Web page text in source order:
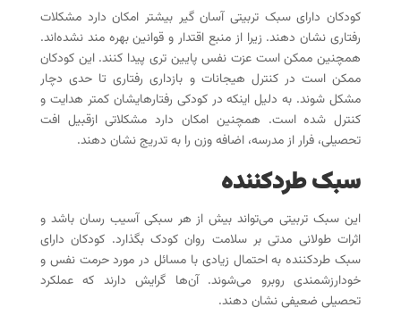
کودکان دارای سبک تربیتی آسان گیر بیشتر امکان دارد مشکلات
رفتاری نشان دهند. زیرا از منبع اقتدار و قوانین بهره مند نشده‌اند.
همچنین ممکن است عزت نفس پایین تری پیدا کنند. این کودکان
ممکن است در کنترل هیجانات و بازداری رفتاری تا حدی دچار
مشکل شوند. به دلیل اینکه در کودکی رفتارهایشان کمتر هدایت و
کنترل شده است. همچنین امکان دارد مشکلاتی ازقبیل افت
تحصیلی، فرار از مدرسه، اضافه وزن را به تدریج نشان دهند.
سبک طردکننده
این سبک تربیتی می‌تواند بیش از هر سبکی آسیب رسان باشد و
اثرات طولانی مدتی بر سلامت روان کودک بگذارد. کودکان دارای
سبک طردکننده به احتمال زیادی با مسائل در مورد حرمت نفس و
خودارزشمندی روبرو می‌شوند. آن‌ها گرایش دارند که عملکرد
تحصیلی ضعیفی نشان دهند.